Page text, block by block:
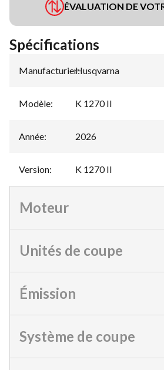
ÉVALUATION DE
Spécifications
Manufacturier:
Husqvarna
Modèle: K 1270 II
Année: 2026
Version: K 1270 II
Moteur
Unités de coupe
Émission
Système de coupe